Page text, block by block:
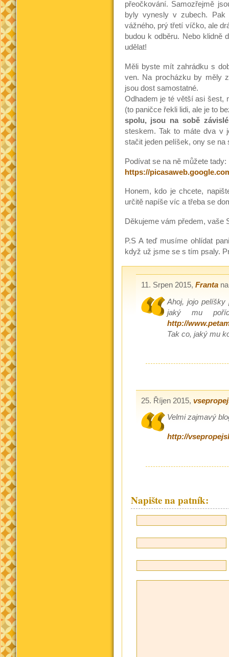
přeočkování. Samozřejmě
byly vynesly v zubech.
vážného, prý třetí víčko, ale
budou k odběru. Nebo klidně
udělat!
Měli byste mít zahrádku s
ven. Na procházku by měly
jsou dost samostatné.
Odhadem je té větší asi šest,
(to paničce řekli lidi, ale je to
spolu, jsou na sobě závislé
steskem. Tak to máte dva v
stačit jeden pelíšek, ony se na
Podívat se na ně můžete tady:
https://
Honem, kdo je chcete,
určitě napíše víc a třeba se
Děkujeme vám předem, vaše
P.S A teď musíme ohlídat
když už jsme se s tím psaly.
11. Srpen 2015, Franta
Ahoj, jojo
jaký mu
http://
Tak co, jaký mu
25. Říjen 2015,
Velmi zajmavý
http://
Napište na patník: